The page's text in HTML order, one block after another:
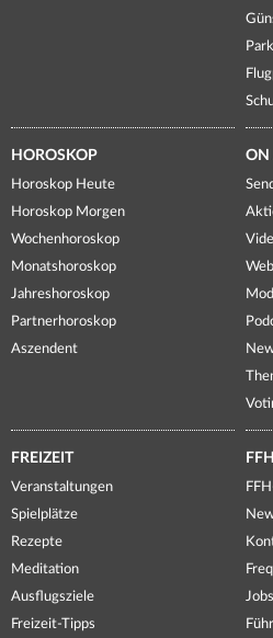
HOROSKOP
Horoskop Heute
Horoskop Morgen
Wochenhoroskop
Monatshoroskop
Jahreshoroskop
Partnerhoroskop
Aszendent
ON
FREIZEIT
Veranstaltungen
Spielplätze
Rezepte
Meditation
Ausflugsziele
Freizeit-Tipps
Jobs